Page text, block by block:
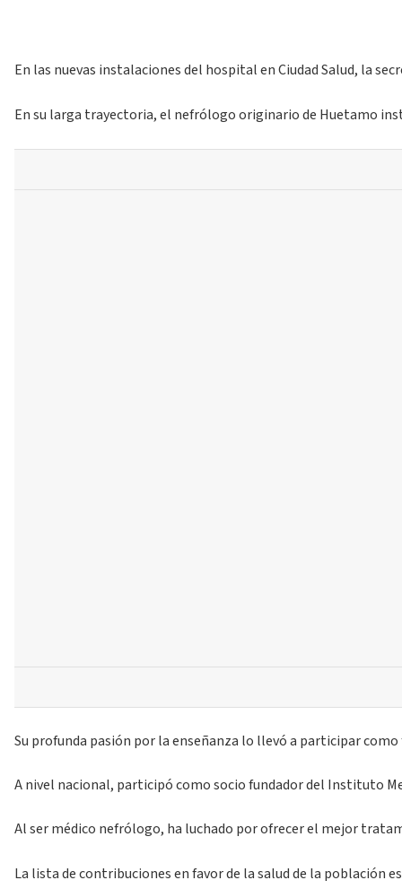
En las nuevas instalaciones del hospital en Ciudad Salud, la
En su larga trayectoria, el nefrólogo originario de Huetamo
Su profunda pasión por la enseñanza lo llevó a participar
A nivel nacional, participó como socio fundador del Instituto
Al ser médico nefrólogo, ha luchado por ofrecer el mejor
La lista de contribuciones en favor de la salud de la población